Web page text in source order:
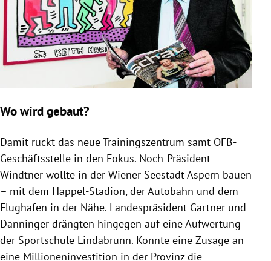
Wo wird gebaut?
Damit rückt das neue Trainingszentrum samt ÖFB-
Geschäftsstelle in den Fokus. Noch-Präsident
Windtner wollte in der Wiener Seestadt Aspern bauen
– mit dem Happel-Stadion, der Autobahn und dem
Flughafen in der Nähe. Landespräsident Gartner und
Danninger drängten hingegen auf eine Aufwertung
der Sportschule Lindabrunn. Könnte eine Zusage an
eine Millioneninvestition in der Provinz die